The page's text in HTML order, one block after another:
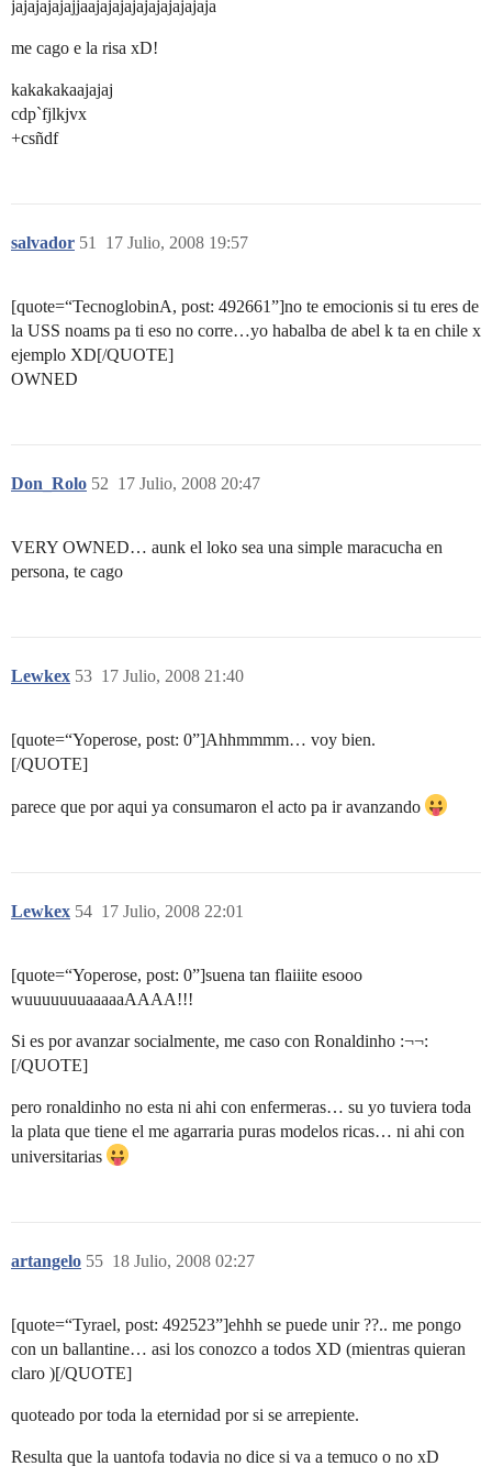
jajajajajajjaajajajajajajajajajaja
me cago e la risa xD!
kakakakaajajaj
cdp`fjlkjvx
+csñdf
salvador 17 Julio, 2008 19:57
51
[quote=“TecnoglobinA, post: 492661”]no te emocionis si tu eres de
la USS noams pa ti eso no corre…yo habalba de abel k ta en chile x
ejemplo XD[/QUOTE]
OWNED
Don_Rolo 17 Julio, 2008 20:47
52
VERY OWNED… aunk el loko sea una simple maracucha en
persona, te cago
Lewkex 17 Julio, 2008 21:40
53
[quote=“Yoperose, post: 0”]Ahhmmmm… voy bien.
[/QUOTE]
parece que por aqui ya consumaron el acto pa ir avanzando
Lewkex 17 Julio, 2008 22:01
54
[quote=“Yoperose, post: 0”]suena tan flaiiite esooo
wuuuuuuuaaaaaAAAA!!!
Si es por avanzar socialmente, me caso con Ronaldinho :¬¬:
[/QUOTE]
pero ronaldinho no esta ni ahi con enfermeras… su yo tuviera toda
la plata que tiene el me agarraria puras modelos ricas… ni ahi con
universitarias
artangelo 18 Julio, 2008 02:27
55
[quote=“Tyrael, post: 492523”]ehhh se puede unir ??.. me pongo
con un ballantine… asi los conozco a todos XD (mientras quieran
claro )[/QUOTE]
quoteado por toda la eternidad por si se arrepiente.
Resulta que la uantofa todavia no dice si va a temuco o no xD